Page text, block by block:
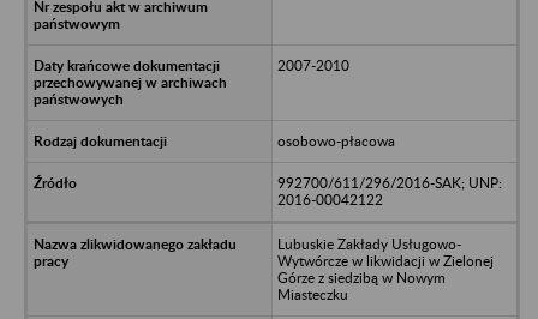
2007-2010
osobowo-płacowa
992700/611/296/2016-SAK; UNP:
2016-00042122
Lubuskie Zakłady Usługowo-
Wytwórcze w likwidacji w Zielonej
Górze z siedzibą w Nowym
Miasteczku